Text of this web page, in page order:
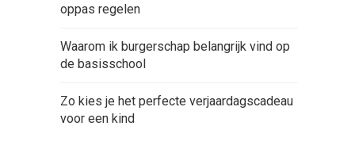
oppas regelen
Waarom ik burgerschap belangrijk vind op
de basisschool
Zo kies je het perfecte verjaardagscadeau
voor een kind